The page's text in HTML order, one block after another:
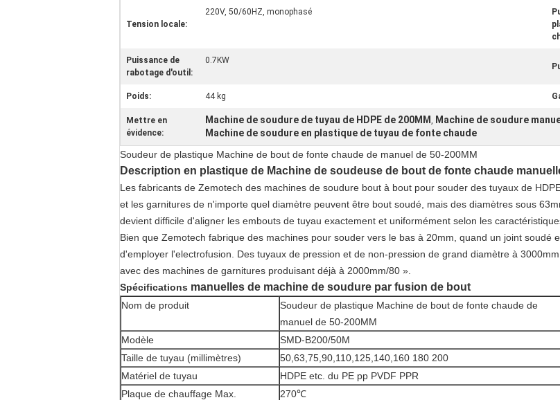
Tension locale:
220V, 50/60HZ, monophasé
Puissance de
rabotage d'outil:
0.7KW
Poids: 44 kg
Mettre en
évidence:
Machine de soudure de tuyau de HDPE de 200MM , Machine de soudure
Machine de soudure en plastique de tuyau de fonte chaude
Soudeur de plastique Machine de bout de fonte chaude de manuel de 50-200MM
Description en plastique de Machine de soudeuse de bout de fonte chaude
Les fabricants de Zemotech des machines de soudure bout à bout pour souder des tuyaux de
et les garnitures de n'importe quel diamètre peuvent être bout soudé, mais des diamètres sous
devient difficile d'aligner les embouts de tuyau exactement et uniformément selon les
Bien que Zemotech fabrique des machines pour souder vers le bas à 20mm, quand un joint soudé
d'employer l'electrofusion. Des tuyaux de pression et de non-pression de grand diamètre à
avec des machines de garnitures produisant déjà à 2000mm/80 ».
Spécifications manuelles de machine de soudure par fusion de bout
Nom de produit
Soudeur de plastique Machine de bout de fonte chaude de
manuel de 50-200MM
Modèle
SMD-B200/50M
Taille de tuyau (millimètres)
50,63,75,90,110,125,140,160 180 200
Matériel de tuyau
HDPE etc. du PE pp PVDF PPR
Plaque de chauffage Max.
270℃